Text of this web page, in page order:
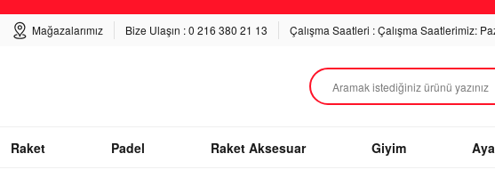
Mağazalarımız Bize Ulaşın : 0 216 380 21 13 Çalışma Saatleri : Çalışma Saatlerimiz:
Raket Padel Raket Aksesuar Giyim